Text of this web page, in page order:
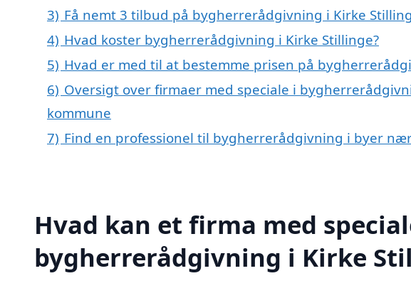
3) Få nemt 3 tilbud på bygherrerådgivning i Kirke
4) Hvad koster bygherrerådgivning i Kirke Stillinge?
5) Hvad er med til at bestemme prisen på
6) Oversigt over firmaer med speciale i
kommune
7) Find en professionel til bygherrerådgivning i byer
Hvad kan et firma med
bygherrerådgivning i Kirke